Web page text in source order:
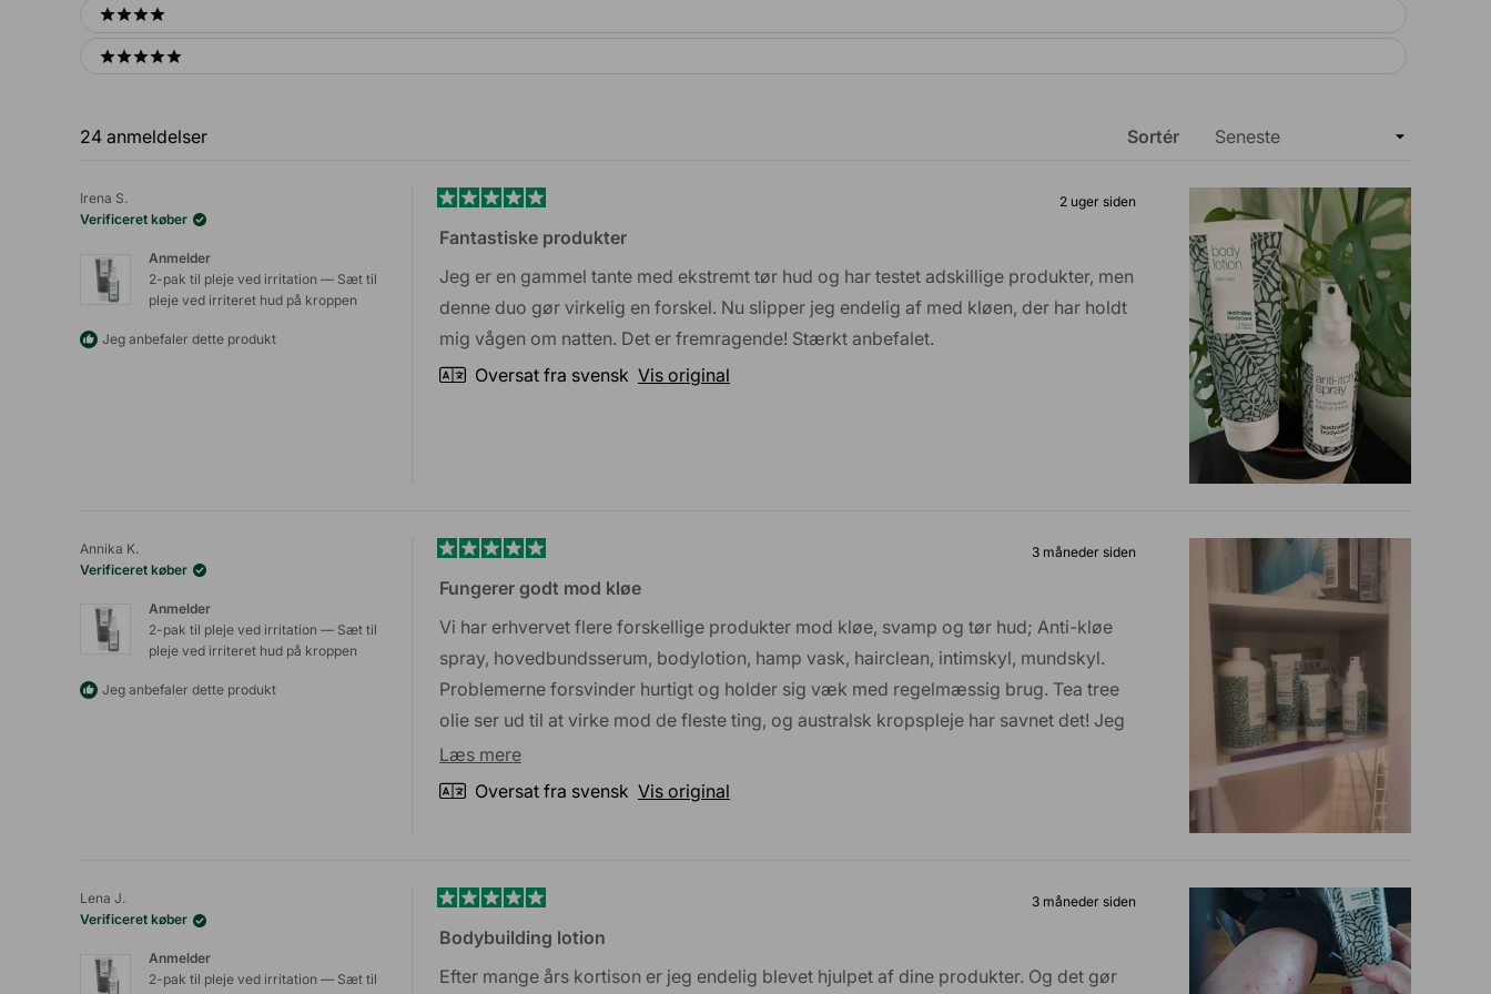
Hvad gør jeg, hvis jeg ikke er tilfreds?
Læs mere om det her
4 stars
5 stars
24 anmeldelser Sortér
Irena S.
Verificeret køber
Anmelder
2-pak til pleje ved irritation — Sæt til
pleje ved irriteret hud på kroppen
Jeg anbefaler dette produkt
5
af
5
stjerner
2 uger siden
Fantastiske produkter
Jeg er en gammel tante med ekstremt tør hud og har testet adskillige produkter, men
denne duo gør virkelig en forskel. Nu slipper jeg endelig af med kløen, der har holdt
mig vågen om natten. Det er fremragende! Stærkt anbefalet.
Oversat fra svensk Vis original
Annika K.
Verificeret køber
Anmelder
2-pak til pleje ved irritation — Sæt til
pleje ved irriteret hud på kroppen
Jeg anbefaler dette produkt
5
af
5
stjerner
3 måneder siden
Fungerer godt mod kløe
Vi har erhvervet flere forskellige produkter mod kløe, svamp og tør hud; Anti-kløe
spray, hovedbundsserum, bodylotion, hamp vask, hairclean, intimskyl, mundskyl.
Problemerne forsvinder hurtigt og holder sig væk med regelmæssig brug. Tea tree
olie ser ud til at virke mod de fleste ting, og australsk kropspleje har savnet det! Jeg
er især glad for at have fundet noget, der virker mod mundsvamp, når intet tilbudt
fra sundhedscentret hjælper.
Læs mereLæs
mere
Oversat fra svensk Vis original
Lena J.
Verificeret køber
Anmelder
2-pak til pleje ved irritation — Sæt til
5
af
5
3 måneder siden
Bodybuilding lotion
Efter mange års kortison er jeg endelig blevet hjulpet af dine produkter. Og det gør